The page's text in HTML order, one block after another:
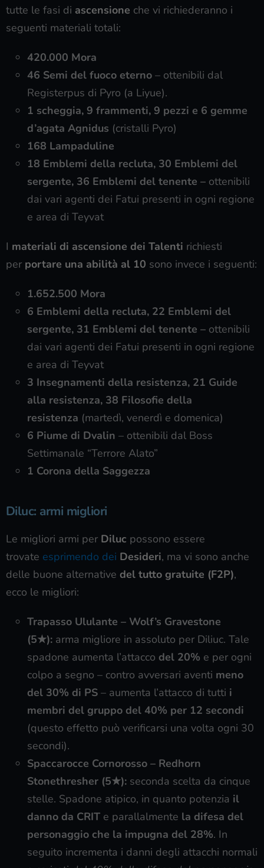
tutte le fasi di ascensione che vi richiederanno i
seguenti materiali totali:
420.000 Mora
46 Semi del fuoco eterno – ottenibili dal
Registerpus di Pyro (a Liyue).
1 scheggia, 9 frammenti, 9 pezzi e 6 gemme
d’agata Agnidus (cristalli Pyro)
168 Lampaduline
18 Emblemi della recluta, 30 Emblemi del
sergente, 36 Emblemi del tenente – ottenibili
dai vari agenti dei Fatui presenti in ogni regione
e area di Teyvat
I materiali di ascensione dei Talenti richiesti
per portare una abilità al 10 sono invece i seguenti:
1.652.500 Mora
6 Emblemi della recluta, 22 Emblemi del
sergente, 31 Emblemi del tenente – ottenibili
dai vari agenti dei Fatui presenti in ogni regione
e area di Teyvat
3 Insegnamenti della resistenza, 21 Guide
alla resistenza, 38 Filosofie della
resistenza (martedì, venerdì e domenica)
6 Piume di Dvalin – ottenibili dal Boss
Settimanale “Terrore Alato”
1 Corona della Saggezza
Diluc: armi migliori
Le migliori armi per Diluc possono essere
trovate esprimendo dei Desideri, ma vi sono anche
delle buone alternative del tutto gratuite (F2P),
ecco le migliori:
Trapasso Ululante – Wolf’s Gravestone
(5★): arma migliore in assoluto per Diliuc. Tale
spadone aumenta l’attacco del 20% e per ogni
colpo a segno – contro avversari aventi meno
del 30% di PS – aumenta l’attacco di tutti i
membri del gruppo del 40% per 12 secondi
(questo effetto può verificarsi una volta ogni 30
secondi).
Spaccarocce Cornorosso – Redhorn
Stonethresher (5★): seconda scelta da cinque
stelle. Spadone atipico, in quanto potenzia il
danno da CRIT e parallalmente la difesa del
personaggio che la impugna del 28%. In
seguito incrementa i danni degli attacchi normali